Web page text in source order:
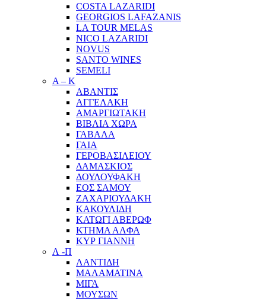
COSTA LAZARIDI
GEORGIOS LAFAZANIS
LA TOUR MELAS
NICO LAZARIDI
NOVUS
SANTO WINES
SEMELI
Α – Κ
ΑΒΑΝΤΙΣ
ΑΓΓΕΛΑΚΗ
ΑΜΑΡΓΙΩΤΑΚΗ
ΒΙΒΛΙΑ ΧΩΡΑ
ΓΑΒΑΛΑ
ΓΑΙΑ
ΓΕΡΟΒΑΣΙΛΕΙΟΥ
ΔΑΜΑΣΚΙΟΣ
ΔΟΥΛΟΥΦΑΚΗ
ΕΟΣ ΣΑΜΟΥ
ΖΑΧΑΡΙΟΥΔΑΚΗ
ΚΑΚΟΥΛΙΔΗ
ΚΑΤΩΓΙ ΑΒΕΡΩΦ
ΚΤΗΜΑ ΑΛΦΑ
ΚΥΡ ΓΙΑΝΝΗ
Λ -Π
ΛΑΝΤΙΔΗ
ΜΑΛΑΜΑΤΙΝΑ
ΜΙΓΑ
ΜΟΥΣΩΝ